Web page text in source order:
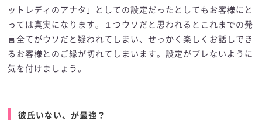
ットレディのアナタ」としての設定だったとしてもお客様にと
っては真実になります。１つウソだと思われるとこれまでの発
言全てがウソだと疑われてしまい、せっかく楽しくお話しでき
るお客様とのご縁が切れてしまいます。設定がブレないように
気を付けましょう。
彼氏いない、が最強？